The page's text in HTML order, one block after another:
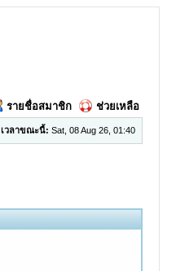
รายชื่อสมาชิก ช่วยเหลือ
เวลาขณะนี้: Sat, 08 Aug 26, 01:40